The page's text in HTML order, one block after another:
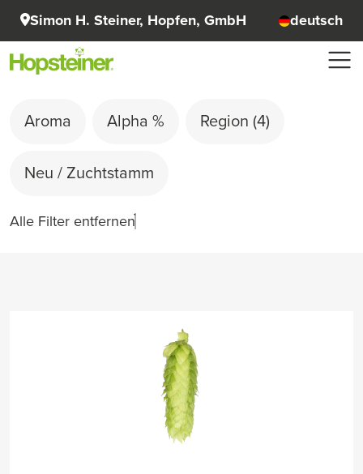
Simon H. Steiner, Hopfen, GmbH deutsch
Aroma Alpha % Region (4)
Neu / Zuchtstamm
Alle Filter entfernen